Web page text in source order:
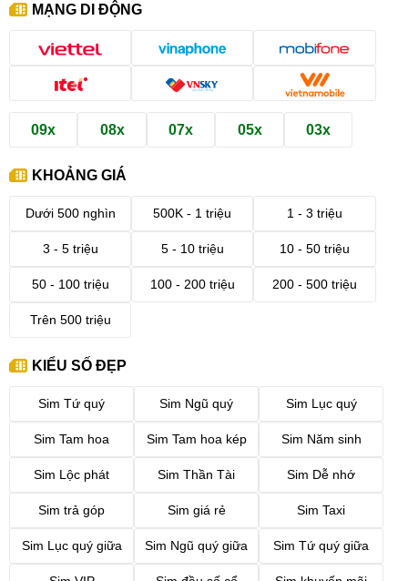
MẠNG DI ĐỘNG
09x 08x 07x 05x 03x
KHOẢNG GIÁ
Dưới 500 nghìn 500K - 1 triệu 1 - 3 triệu
3 - 5 triệu 5 - 10 triệu 10 - 50 triệu
50 - 100 triệu 100 - 200 triệu 200 - 500 triệu
Trên 500 triệu
KIỂU SỐ ĐẸP
Sim Tứ quý Sim Ngũ quý Sim Lục quý
Sim Tam hoa Sim Tam hoa kép Sim Năm sinh
Sim Lộc phát Sim Thần Tài Sim Dễ nhớ
Sim trả góp Sim giá rẻ Sim Taxi
Sim Lục quý giữa Sim Ngũ quý giữa Sim Tứ quý giữa